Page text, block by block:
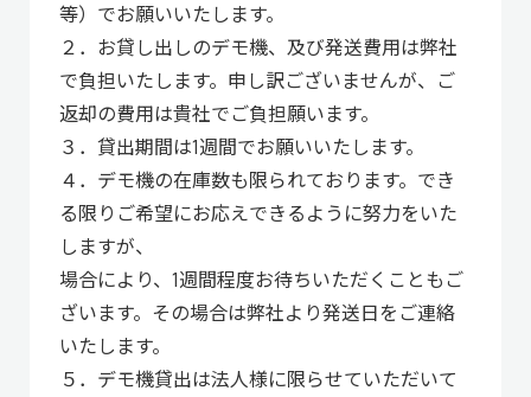
等）でお願いいたします。
２．お貸し出しのデモ機、及び発送費用は弊社
で負担いたします。申し訳ございませんが、ご
返却の費用は貴社でご負担願います。
３．貸出期間は1週間でお願いいたします。
４．デモ機の在庫数も限られております。でき
る限りご希望にお応えできるように努力をいた
しますが、
場合により、1週間程度お待ちいただくこともご
ざいます。その場合は弊社より発送日をご連絡
いたします。
５．デモ機貸出は法人様に限らせていただいて